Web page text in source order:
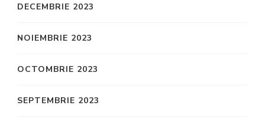
DECEMBRIE 2023
NOIEMBRIE 2023
OCTOMBRIE 2023
SEPTEMBRIE 2023